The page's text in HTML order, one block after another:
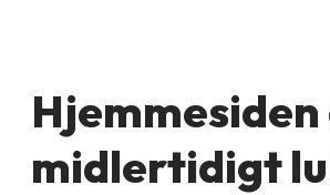
midlertidigt